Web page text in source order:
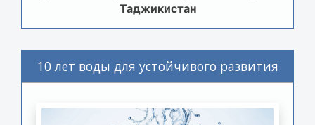
Таджикистан
10 лет воды для устойчивого развития